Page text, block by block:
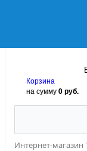
Корзина
на сумму0 руб.
Интернет-магазин